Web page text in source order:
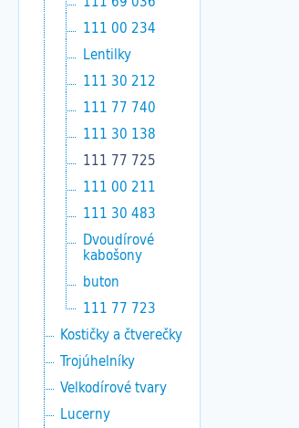
111 00 234
Lentilky
111 30 212
111 77 740
111 30 138
111 77 725
111 00 211
111 30 483
Dvoudírové
kabošony
buton
111 77 723
Kostičky a čtverečky
Trojúhelníky
Velkodírové tvary
Lucerny